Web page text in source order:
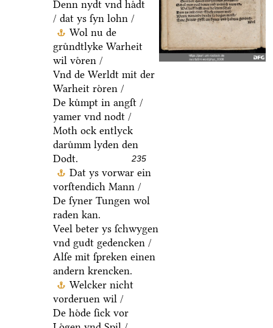
Denn nydt vnd haͤdt
/ dat ys ſyn lohn /
Wol nu de
gruͤndtlyke Warheit
wil voͤren /
Vnd de Werldt mit der
Warheit roͤren /
De kuͤmpt in angſt /
yamer vnd nodt /
Moth ock entlyck
daruͤmm lyden den
Dodt.
235
Dat ys vorwar ein
vorſtendich Mann /
De ſyner Tungen wol
raden kan.
Veel beter ys ſchwygen
vnd gudt gedencken /
Alſe mit ſpreken einen
andern krencken.
Welcker nicht
vorderuen wil /
De hoͤde ſick vor